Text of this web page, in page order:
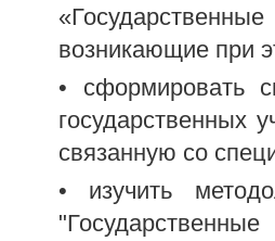
возникающие при
• сформировать
государственных
связанную со
• изучить